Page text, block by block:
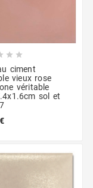
 
ciment
vieux rose
véritable
sol et